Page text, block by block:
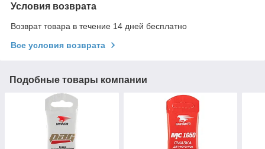
Условия возврата
Возврат товара в течение 14 дней бесплатно
Все условия возврата
Подобные товары компании